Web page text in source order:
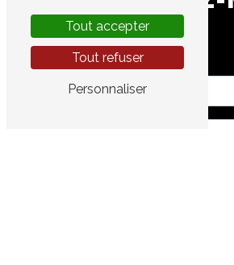
Tout accepter
Tout refuser
Personnaliser